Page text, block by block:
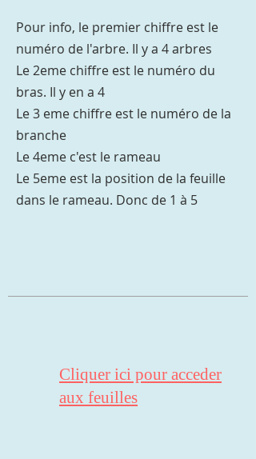
Pour info, le premier chiffre est le
numéro de l'arbre. Il y a 4 arbres
Le 2eme chiffre est le numéro du
bras. Il y en a 4
Le 3 eme chiffre est le numéro de la
branche
Le 4eme c'est le rameau
Le 5eme est la position de la feuille
dans le rameau. Donc de 1 à 5
Cliquer ici pour acceder
aux feuilles